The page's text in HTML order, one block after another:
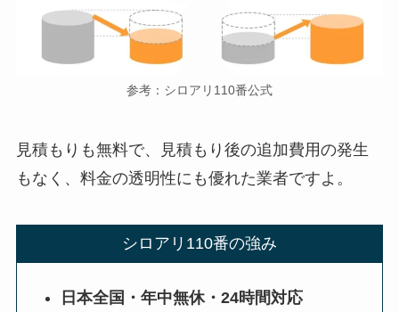
参考：シロアリ110番公式
見積もりも無料で、見積もり後の追加費用の発生
もなく、料金の透明性にも優れた業者ですよ。
シロアリ110番の強み
日本全国・年中無休・24時間対応